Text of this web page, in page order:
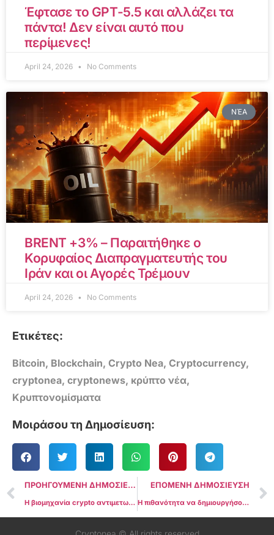
Έφτασε το GPT-5.5 και αλλάζει τα
πάντα! Δεν είναι αυτό που
περίμενες!
April 24, 2026 No Comments
ΝΈΑ
BRENT +3% – Παραιτήθηκε ο
Κορυφαίος Διαπραγματευτής του
Ιράν και οι Αγορές Τρέμουν
April 24, 2026 No Comments
Ετικέτες:
Bitcoin, Blockchain, Crypto Nea, Cryptocurrency,
cryptonea, cryptonews, κρύπτο νέα,
Κρυπτονομίσματα
Μοιράσου τη Δημοσίευση:
ΠΡΟΗΓΟΥΜΕΝΗ ΔΗΜΟΣΙΕΥΣΗ
Η βιομηχανία crypto αντιμετωπίζει με σκεπτικισμό το memecoin που προωθείται στα μέσα κοινωνικής δικτύωσης του Τραμπ
ΕΠΟΜΕΝΗ ΔΗΜΟΣΙΕΥΣΗ
Η πιθανότητα να δημιουργήσουν ένα στρατηγικό αποθεματικό Bitcoin στις ΗΠΑ αυξάνεται στα ύψη στις αγορές στοιχημάτων